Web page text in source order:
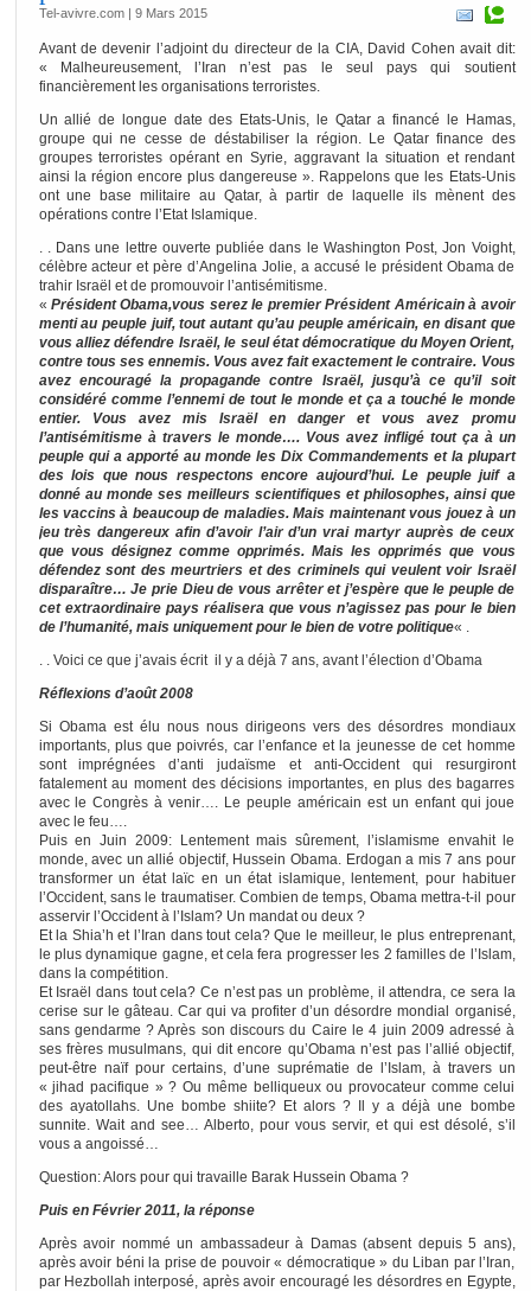
Tel-avivre.com | 9 Mars 2015
Avant de devenir l’adjoint du directeur de la CIA, David Cohen avait dit:
« Malheureusement, l’Iran n’est pas le seul pays qui soutient
financièrement les organisations terroristes.
Un allié de longue date des Etats-Unis, le Qatar a financé le Hamas,
groupe qui ne cesse de déstabiliser la région. Le Qatar finance des
groupes terroristes opérant en Syrie, aggravant la situation et rendant
ainsi la région encore plus dangereuse ». Rappelons que les Etats-Unis
ont une base militaire au Qatar, à partir de laquelle ils mènent des
opérations contre l’Etat Islamique.
. . Dans une lettre ouverte publiée dans le Washington Post, Jon Voight,
célèbre acteur et père d’Angelina Jolie, a accusé le président Obama de
trahir Israël et de promouvoir l’antisémitisme.
« Président Obama,vous serez le premier Président Américain à avoir
menti au peuple juif, tout autant qu’au peuple américain, en disant que
vous alliez défendre Israël, le seul état démocratique du Moyen Orient,
contre tous ses ennemis. Vous avez fait exactement le contraire. Vous
avez encouragé la propagande contre Israël, jusqu’à ce qu’il soit
considéré comme l’ennemi de tout le monde et ça a touché le monde
entier. Vous avez mis Israël en danger et vous avez promu
l’antisémitisme à travers le monde…. Vous avez infligé tout ça à un
peuple qui a apporté au monde les Dix Commandements et la plupart
des lois que nous respectons encore aujourd’hui. Le peuple juif a
donné au monde ses meilleurs scientifiques et philosophes, ainsi que
les vaccins à beaucoup de maladies. Mais maintenant vous jouez à un
jeu très dangereux afin d’avoir l’air d’un vrai martyr auprès de ceux
que vous désignez comme opprimés. Mais les opprimés que vous
défendez sont des meurtriers et des criminels qui veulent voir Israël
disparaître… Je prie Dieu de vous arrêter et j’espère que le peuple de
cet extraordinaire pays réalisera que vous n’agissez pas pour le bien
de l’humanité, mais uniquement pour le bien de votre politique« .
. . Voici ce que j’avais écrit il y a déjà 7 ans, avant l’élection d’Obama
Réflexions d’août 2008
Si Obama est élu nous nous dirigeons vers des désordres mondiaux
importants, plus que poivrés, car l’enfance et la jeunesse de cet homme
sont imprégnées d’anti judaïsme et anti-Occident qui resurgiront
fatalement au moment des décisions importantes, en plus des bagarres
avec le Congrès à venir…. Le peuple américain est un enfant qui joue
avec le feu….
Puis en Juin 2009: Lentement mais sûrement, l’islamisme envahit le
monde, avec un allié objectif, Hussein Obama. Erdogan a mis 7 ans pour
transformer un état laïc en un état islamique, lentement, pour habituer
l’Occident, sans le traumatiser. Combien de temps, Obama mettra-t-il pour
asservir l’Occident à l’Islam? Un mandat ou deux ?
Et la Shia’h et l’Iran dans tout cela? Que le meilleur, le plus entreprenant,
le plus dynamique gagne, et cela fera progresser les 2 familles de l’Islam,
dans la compétition.
Et Israël dans tout cela? Ce n’est pas un problème, il attendra, ce sera la
cerise sur le gâteau. Car qui va profiter d’un désordre mondial organisé,
sans gendarme ? Après son discours du Caire le 4 juin 2009 adressé à
ses frères musulmans, qui dit encore qu’Obama n’est pas l’allié objectif,
peut-être naïf pour certains, d’une suprématie de l’Islam, à travers un
« jihad pacifique » ? Ou même belliqueux ou provocateur comme celui
des ayatollahs. Une bombe shiite? Et alors ? Il y a déjà une bombe
sunnite. Wait and see… Alberto, pour vous servir, et qui est désolé, s’il
vous a angoissé…
Question: Alors pour qui travaille Barak Hussein Obama ?
Puis en Février 2011, la réponse
Après avoir nommé un ambassadeur à Damas (absent depuis 5 ans),
après avoir béni la prise de pouvoir « démocratique » du Liban par l’Iran,
par Hezbollah interposé, après avoir encouragé les désordres en Egypte,